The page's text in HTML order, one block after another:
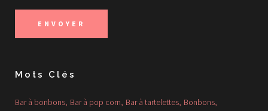
Mots Clés
Bar à bonbons Bar à pop corn Bar à tartelettes Bonbons